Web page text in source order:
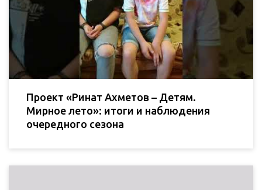
Проект «Ринат Ахметов – Детям.
Мирное лето»: итоги и наблюдения
очередного сезона